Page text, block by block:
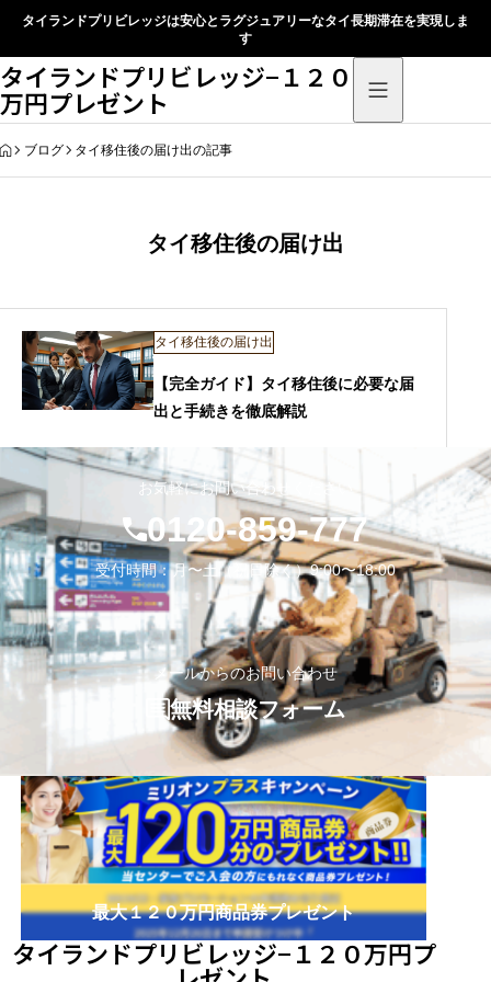
タイランドプリビレッジは安心とラグジュアリーなタイ長期滞在を実現しま
す
タイランドプリビレッジ−１２０
万円プレゼント
HOME
ブログ タイ移住後の届け出の記事
タイ移住後の届け出
タイ移住後の届け出
【完全ガイド】タイ移住後に必要な届
出と手続きを徹底解説
お気軽にお問い合わせください
0120-859-777
受付時間：月〜土（祝日除く）9:00〜18:00
メールからのお問い合わせ
無料相談フォーム
最大１２０万円商品券プレゼント
タイランドプリビレッジ−１２０万円プ